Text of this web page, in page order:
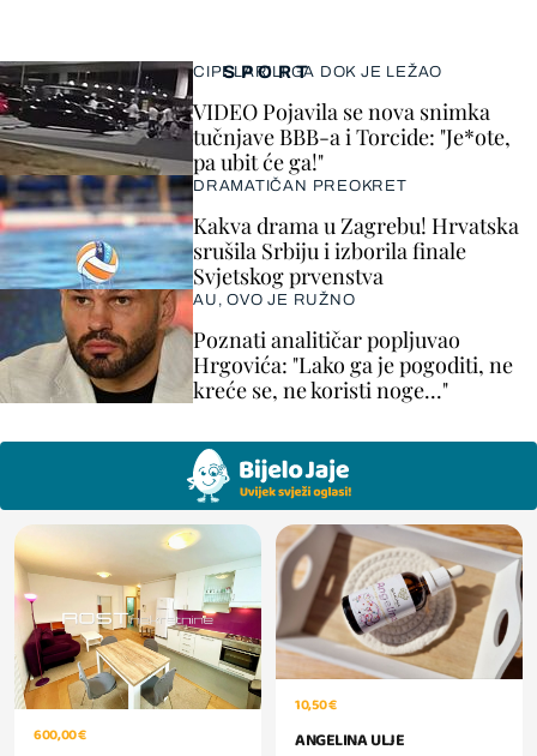
SPORT
CIPELARILI GA DOK JE LEŽAO
VIDEO Pojavila se nova snimka
tučnjave BBB-a i Torcide: "Je*ote,
pa ubit će ga!"
DRAMATIČAN PREOKRET
Kakva drama u Zagrebu! Hrvatska
srušila Srbiju i izborila finale
Svjetskog prvenstva
AU, OVO JE RUŽNO
Poznati analitičar popljuvao
Hrgovića: "Lako ga je pogoditi, ne
kreće se, ne koristi noge..."
600,00 €
10,50 €
ANGELINA ULJE